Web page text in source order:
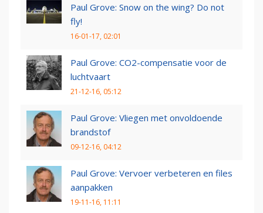
Paul Grove: Snow on the wing? Do not
fly!
16-01-17, 02:01
Paul Grove: CO2-compensatie voor de
luchtvaart
21-12-16, 05:12
Paul Grove: Vliegen met onvoldoende
brandstof
09-12-16, 04:12
Paul Grove: Vervoer verbeteren en files
aanpakken
19-11-16, 11:11